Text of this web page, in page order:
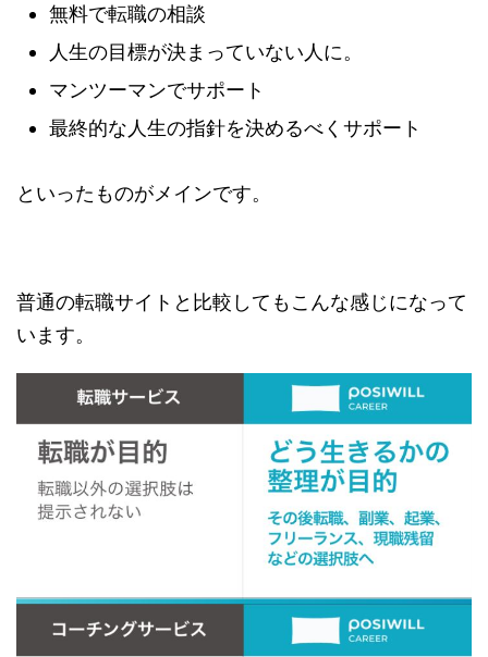
無料で転職の相談
人生の目標が決まっていない人に。
マンツーマンでサポート
最終的な人生の指針を決めるべくサポート
といったものがメインです。
普通の転職サイトと比較してもこんな感じになって
います。